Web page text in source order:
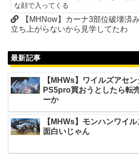
な顔で入ってくる
【MHNow】カーナ3部位破壊済
立ち上がらないから見学してたわ
最新記事
【MHWs】ワイルズアセ
PS5pro買おうとしたら転
ーか
【MHWs】モンハンワイ
面白いじゃん